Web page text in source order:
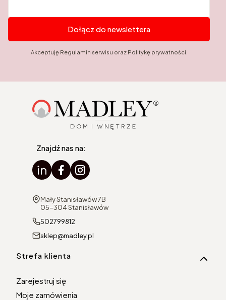
Dołącz do newslettera
Akceptuję Regulamin serwisu oraz Politykę prywatności.
Znajdź nas na:
Adres:
Mały Stanisławów 7B
05-304 Stanisławów
502799812
sklep@madley.pl
Linki w stopce
Strefa klienta
Zarejestruj się
Moje zamówienia